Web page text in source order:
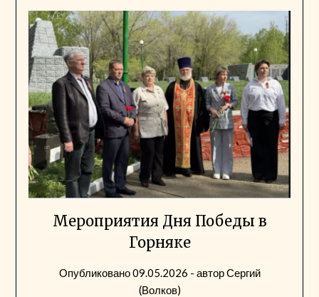
Мероприятия Дня Победы в
Горняке
Опубликовано09.05.2026 - авторСергий
(Волков)